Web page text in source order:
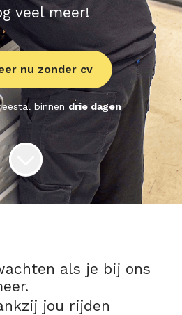
veel meer!
nu zonder cv
binnen drie dagen
als je bij ons
jou rijden